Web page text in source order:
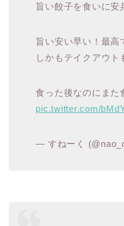
旨い餃子を食いに安
旨い安い早い！最高
しかもテイクアウト
食った後なのにまた
pic.twitter.com/
— すねーく